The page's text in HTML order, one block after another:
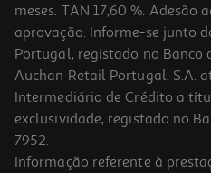
meses. TAN 17,60 %. Adesão
aprovação. Informe-se junto
Portugal, registado no Banco
Auchan Retail Portugal, S.A.
Intermediário de Crédito a
exclusividade, registado no
7952.
Informação referente à